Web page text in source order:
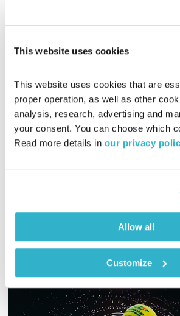
This website uses cookies
This website uses cookies that are
proper operation, as well as other
analysis, research, advertising and
your consent. You can choose which
Read more details in our privacy
Allow all
Customize
אבירן שפר ללייב סט באולפן!